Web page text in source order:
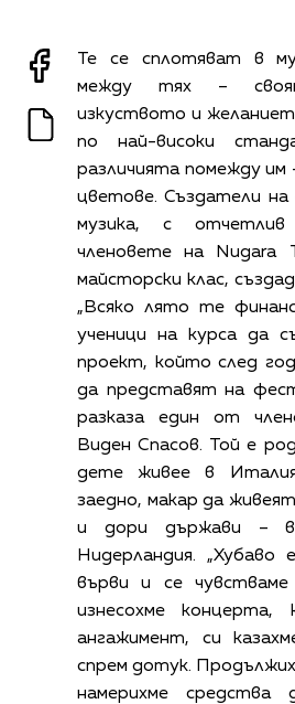
Те се сплотяват в
между тях –
изкуството и
по най-високи
различията помежду им
цветове. Създатели на
музика, с отчетлив
членовете на Nugara
майсторски клас,
„Всяко лято те
ученици на курса да
проект, който след
да представят на
разказа един от
Виден Спасов. Той е
дете живее в
заедно, макар да
и дори държави – в
Нидерландия. „Хубаво
върви и се
изнесохме
ангажимент, си
спрем дотук.
намерихме средства